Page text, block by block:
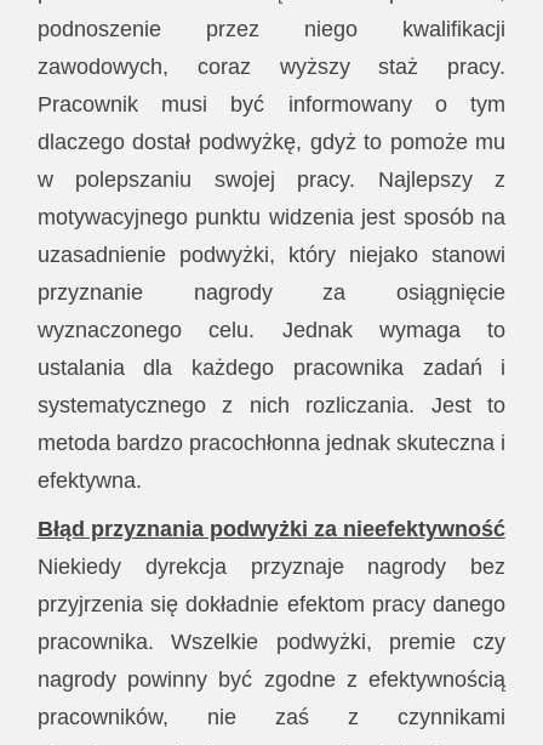
podnoszenie przez niego kwalifikacji
zawodowych, coraz wyższy staż pracy.
Pracownik musi być informowany o tym
dlaczego dostał podwyżkę, gdyż to pomoże mu
w polepszaniu swojej pracy. Najlepszy z
motywacyjnego punktu widzenia jest sposób na
uzasadnienie podwyżki, który niejako stanowi
przyznanie nagrody za osiągnięcie
wyznaczonego celu. Jednak wymaga to
ustalania dla każdego pracownika zadań i
systematycznego z nich rozliczania. Jest to
metoda bardzo pracochłonna jednak skuteczna i
efektywna.
Błąd przyznania podwyżki za nieefektywność
Niekiedy dyrekcja przyznaje nagrody bez
przyjrzenia się dokładnie efektom pracy danego
pracownika. Wszelkie podwyżki, premie czy
nagrody powinny być zgodne z efektywnością
pracowników, nie zaś z czynnikami